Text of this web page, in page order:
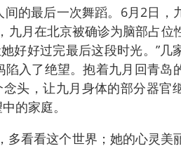
的最后一次舞蹈。6月2日，
九月在北京被确诊为脑部占位
好好过完最后这段时光。”几
入了绝望。抱着九月回青岛
头，让九月身体的部分器官
的家庭。
多看看这个世界；她的心灵美